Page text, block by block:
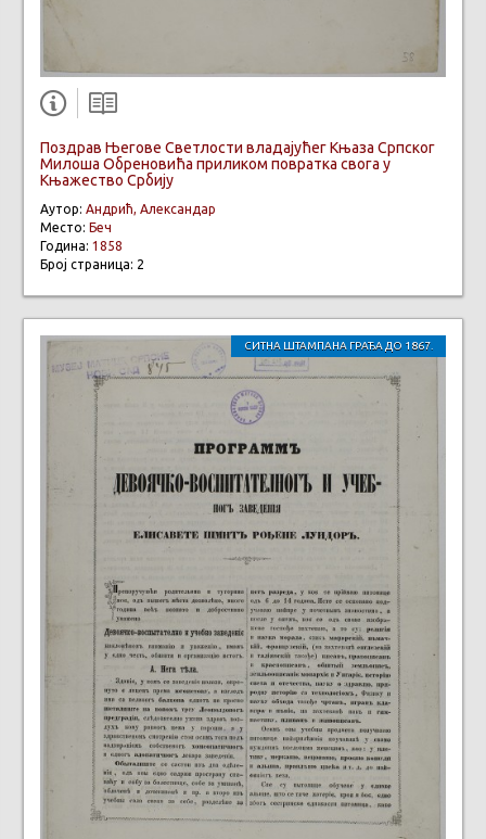
Поздрав Његове Светлости владајућег Књаза Српског
Милоша Обреновића приликом повратка свога у
Књажество Србиjу
Аутор: Андрић, Александар
Место: Беч
Година: 1858
Број страница: 2
СИТНА ШТАМПАНА ГРАЂА ДО 1867.